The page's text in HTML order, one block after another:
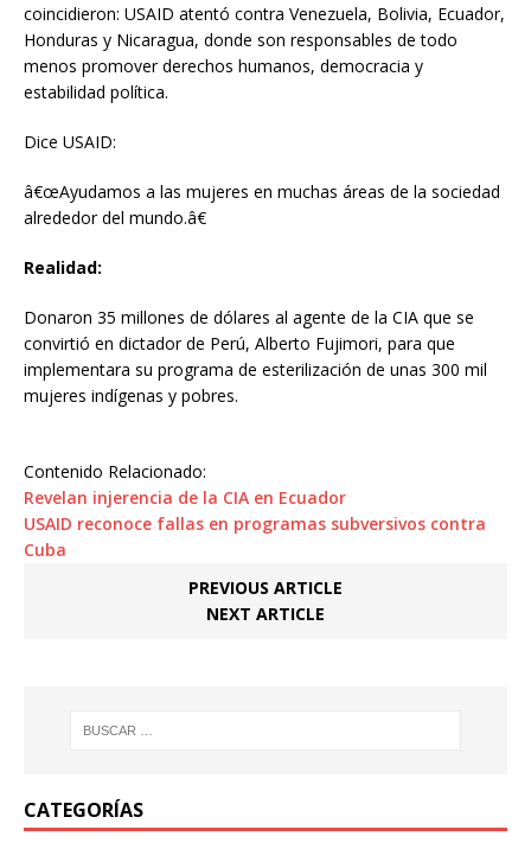
coincidieron: USAID atentó contra Venezuela, Bolivia, Ecuador,
Honduras y Nicaragua, donde son responsables de todo
menos promover derechos humanos, democracia y
estabilidad política.
Dice USAID:
â€œAyudamos a las mujeres en muchas áreas de la sociedad
alrededor del mundo.â€
Realidad:
Donaron 35 millones de dólares al agente de la CIA que se
convirtió en dictador de Perú, Alberto Fujimori, para que
implementara su programa de esterilización de unas 300 mil
mujeres indígenas y pobres.
Contenido Relacionado:
Revelan injerencia de la CIA en Ecuador
USAID reconoce fallas en programas subversivos contra
Cuba
PREVIOUS ARTICLE
NEXT ARTICLE
CATEGORÍAS